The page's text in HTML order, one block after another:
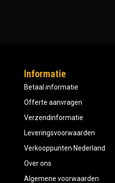
Informatie
Betaal informatie
Offerte aanvragen
Verzendinformatie
Leveringsvoorwaarden
Verkooppunten Nederland
Over ons
Algemene voorwaarden